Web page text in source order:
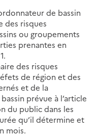
de bassin
des risques
ou groupements
prenantes en
des risques
de région et des
et de la
prévue à l’article
du public dans les
qu’il détermine et
mois.